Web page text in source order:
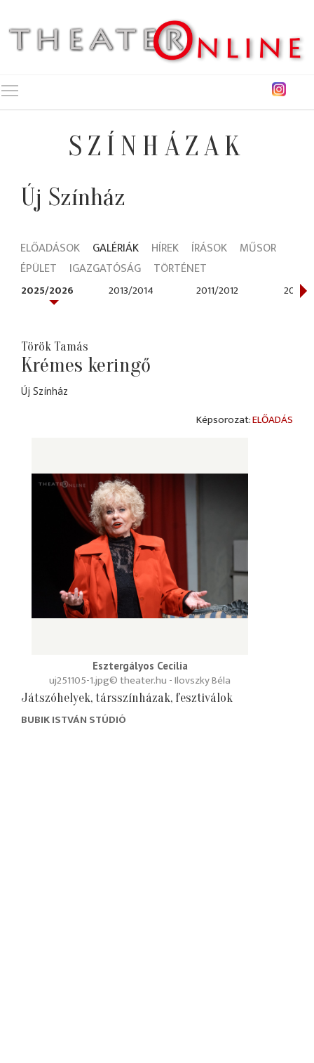
SZÍNHÁZAK
Új Színház
ELŐADÁSOK GALÉRIÁK HÍREK ÍRÁSOK
MŰSOR
ÉPÜLET
IGAZGATÓSÁG TÖRTÉNET
2025/2026 2013/2014 2011/2012 2010/
Török Tamás
Krémes keringő
Új Színház
ELŐADÁS
Esztergályos Cecilia
© theater.hu - Ilovszky Béla
uj251105-1.jpg
Játszóhelyek, társszínházak, fesztiválok
BUBIK ISTVÁN STÚDIÓ